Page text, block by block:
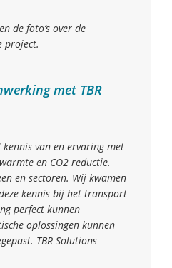
de foto’s over de
project.
met TBR
kennis van en ervaring met
en CO2 reductie.
en sectoren. Wij kwamen
kennis bij het transport
perfect kunnen
oplossingen kunnen
TBR Solutions